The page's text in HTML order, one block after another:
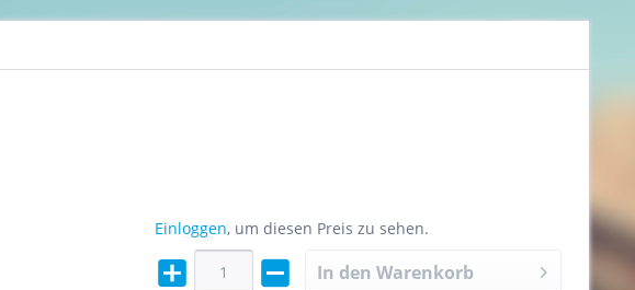
Einloggen, um diesen Preis zu sehen.
In den Warenkorb